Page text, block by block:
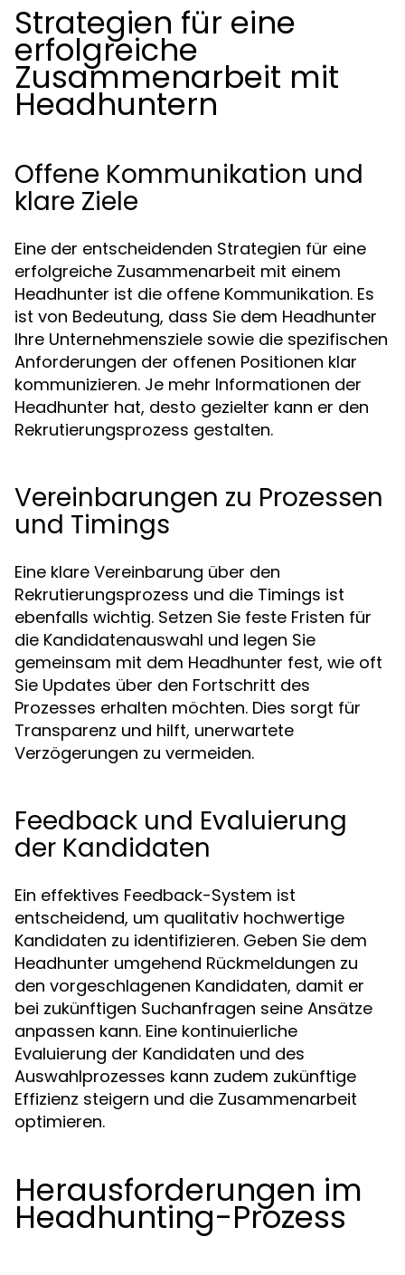
Strategien für eine
erfolgreiche
Zusammenarbeit mit
Headhuntern
Offene Kommunikation und
klare Ziele
Eine der entscheidenden Strategien für eine
erfolgreiche Zusammenarbeit mit einem
Headhunter ist die offene Kommunikation. Es
ist von Bedeutung, dass Sie dem Headhunter
Ihre Unternehmensziele sowie die spezifischen
Anforderungen der offenen Positionen klar
kommunizieren. Je mehr Informationen der
Headhunter hat, desto gezielter kann er den
Rekrutierungsprozess gestalten.
Vereinbarungen zu Prozessen
und Timings
Eine klare Vereinbarung über den
Rekrutierungsprozess und die Timings ist
ebenfalls wichtig. Setzen Sie feste Fristen für
die Kandidatenauswahl und legen Sie
gemeinsam mit dem Headhunter fest, wie oft
Sie Updates über den Fortschritt des
Prozesses erhalten möchten. Dies sorgt für
Transparenz und hilft, unerwartete
Verzögerungen zu vermeiden.
Feedback und Evaluierung
der Kandidaten
Ein effektives Feedback-System ist
entscheidend, um qualitativ hochwertige
Kandidaten zu identifizieren. Geben Sie dem
Headhunter umgehend Rückmeldungen zu
den vorgeschlagenen Kandidaten, damit er
bei zukünftigen Suchanfragen seine Ansätze
anpassen kann. Eine kontinuierliche
Evaluierung der Kandidaten und des
Auswahlprozesses kann zudem zukünftige
Effizienz steigern und die Zusammenarbeit
optimieren.
Herausforderungen im
Headhunting-Prozess